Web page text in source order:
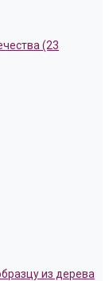
(23
из дерева